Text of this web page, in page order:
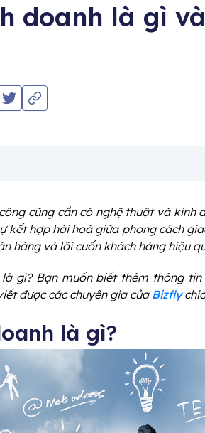
doanh là gì
cũng cần có nghệ thuật và kinh
kết hợp hài hoà giữa phong cách
hàng và lôi cuốn khách hàng hiệu
gì? Bạn muốn biết thêm thông tin
được các chuyên gia củaBizfly
là gì?